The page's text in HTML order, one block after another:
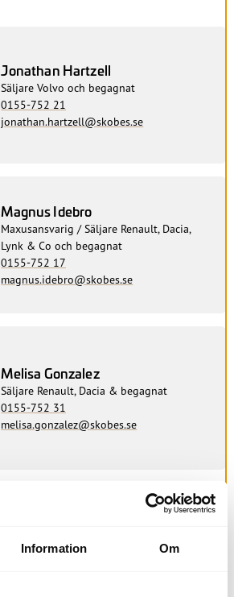
Information Om
Jonathan Hartzell
Säljare Volvo och begagnat
0155-752 21
jonathan.hartzell@skobes.se
Magnus Idebro
Maxusansvarig / Säljare Renault, Dacia,
Lynk & Co och begagnat
0155-752 17
magnus.idebro@skobes.se
Melisa Gonzalez
Säljare Renault, Dacia & begagnat
0155-752 31
melisa.gonzalez@skobes.se
Säljare Volvo och begagnat